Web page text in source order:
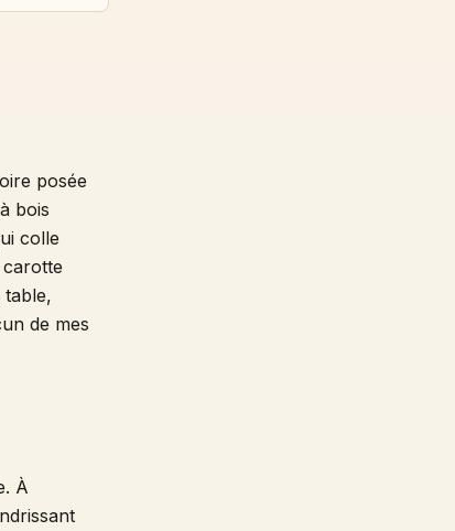
posée
bois
colle
de mes
À